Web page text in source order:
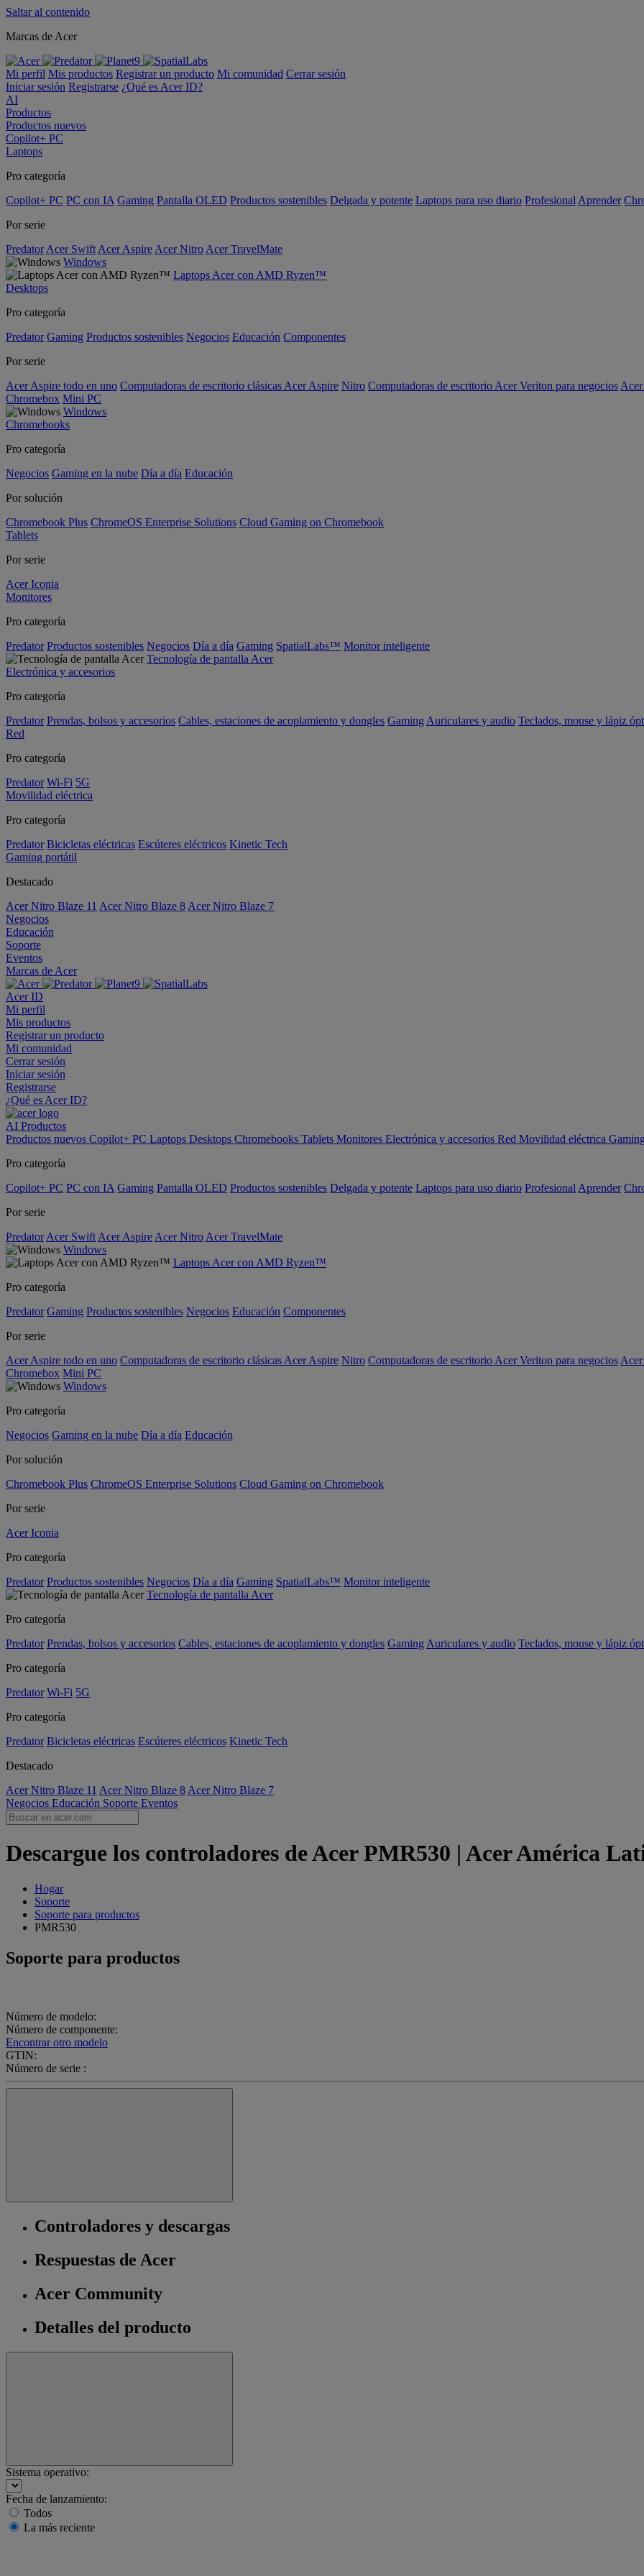
Saltar al contenido
Marcas de Acer
Mi perfil Mis productos Registrar un producto Mi comunidad Cerrar sesión
Iniciar sesión Registrarse ¿Qué es Acer ID?
AI
Productos
Productos nuevos
Copilot+ PC
Laptops
Pro categoría
Copilot+ PC PC con IA Gaming Pantalla OLED Productos sostenibles Delgada y potente Laptops para uso diario Profesional Aprender
Por serie
Predator Acer Swift Acer Aspire Acer Nitro Acer TravelMate
Windows
Laptops Acer con AMD Ryzen™
Desktops
Pro categoría
Predator Gaming Productos sostenibles Negocios Educación Componentes
Por serie
Acer Aspire todo en uno Computadoras de escritorio clásicas Acer Aspire Nitro Computadoras de escritorio Acer Veriton para negocios
Chromebox Mini PC
Windows
Chromebooks
Pro categoría
Negocios Gaming en la nube Día a día Educación
Por solución
Chromebook Plus ChromeOS Enterprise Solutions Cloud Gaming on Chromebook
Tablets
Por serie
Acer Iconia
Monitores
Pro categoría
Predator Productos sostenibles Negocios Día a día Gaming SpatialLabs™ Monitor inteligente
Tecnología de pantalla Acer
Electrónica y accesorios
Pro categoría
Predator Prendas, bolsos y accesorios Cables, estaciones de acoplamiento y dongles Gaming Auriculares y audio Teclados, mouse y lápiz
Red
Pro categoría
Predator Wi-Fi 5G
Movilidad eléctrica
Pro categoría
Predator Bicicletas eléctricas Escúteres eléctricos Kinetic Tech
Gaming portátil
Destacado
Acer Nitro Blaze 11 Acer Nitro Blaze 8 Acer Nitro Blaze 7
Negocios
Educación
Soporte
Eventos
Marcas de Acer
Acer ID
Mi perfil
Mis productos
Registrar un producto
Mi comunidad
Cerrar sesión
Iniciar sesión
Registrarse
¿Qué es Acer ID?
AI Productos
Productos nuevos Copilot+ PC Laptops Desktops Chromebooks Tablets Monitores Electrónica y accesorios Red Movilidad eléctrica
Pro categoría
Copilot+ PC PC con IA Gaming Pantalla OLED Productos sostenibles Delgada y potente Laptops para uso diario Profesional Aprender
Por serie
Predator Acer Swift Acer Aspire Acer Nitro Acer TravelMate
Windows
Laptops Acer con AMD Ryzen™
Pro categoría
Predator Gaming Productos sostenibles Negocios Educación Componentes
Por serie
Acer Aspire todo en uno Computadoras de escritorio clásicas Acer Aspire Nitro Computadoras de escritorio Acer Veriton para negocios
Chromebox Mini PC
Windows
Pro categoría
Negocios Gaming en la nube Día a día Educación
Por solución
Chromebook Plus ChromeOS Enterprise Solutions Cloud Gaming on Chromebook
Por serie
Acer Iconia
Pro categoría
Predator Productos sostenibles Negocios Día a día Gaming SpatialLabs™ Monitor inteligente
Tecnología de pantalla Acer
Pro categoría
Predator Prendas, bolsos y accesorios Cables, estaciones de acoplamiento y dongles Gaming Auriculares y audio Teclados, mouse y lápiz
Pro categoría
Predator Wi-Fi 5G
Pro categoría
Predator Bicicletas eléctricas Escúteres eléctricos Kinetic Tech
Destacado
Acer Nitro Blaze 11 Acer Nitro Blaze 8 Acer Nitro Blaze 7
Negocios Educación Soporte Eventos
Descargue los controladores de Acer PMR530 | Acer América
Hogar
Soporte
Soporte para productos
PMR530
Soporte para productos
Número de modelo:
Número de componente:
Encontrar otro modelo
GTIN:
Número de serie :
Controladores y descargas
Respuestas de Acer
Acer Community
Detalles del producto
Sistema operativo:
Fecha de lanzamiento:
Todos
La más reciente